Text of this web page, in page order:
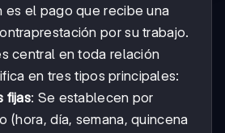
es el pago que recibe una
por su trabajo.
central en toda relación
en tres tipos principales:
fijas: Se establecen por
(hora, día, semana, quincena